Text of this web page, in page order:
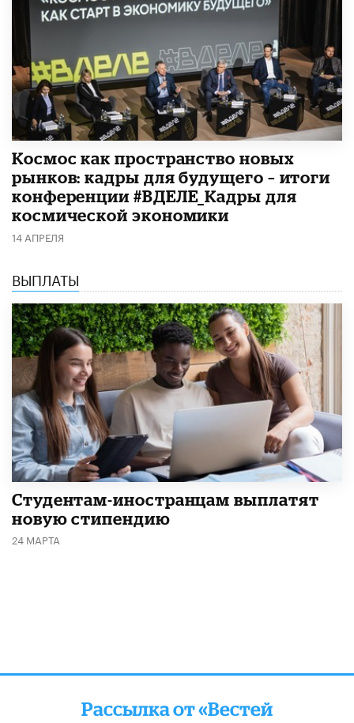
Космос как пространство новых
рынков: кадры для будущего – итоги
конференции #ВДЕЛЕ_Кадры для
космической экономики
14 АПРЕЛЯ
ВЫПЛАТЫ
Студентам-иностранцам выплатят
новую стипендию
24 МАРТА
Рассылка от «Вестей